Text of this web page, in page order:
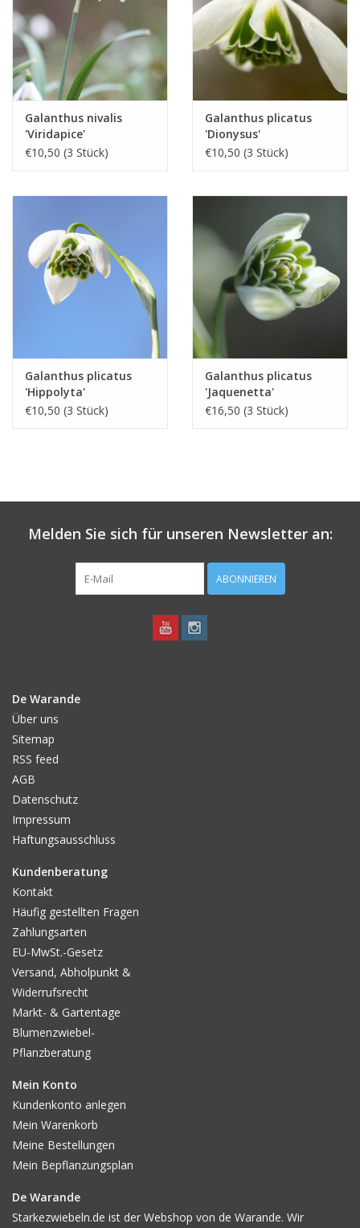
Galanthus nivalis
'Viridapice'
€10,50 (3 Stück)
Galanthus plicatus
'Dionysus'
€10,50 (3 Stück)
Galanthus plicatus
'Hippolyta'
€10,50 (3 Stück)
Galanthus plicatus
'Jaquenetta'
€16,50 (3 Stück)
Melden Sie sich für unseren Newsletter an:
ABONNIEREN
De Warande
Über uns
Sitemap
RSS feed
AGB
Datenschutz
Impressum
Haftungsausschluss
Kundenberatung
Kontakt
Häufig gestellten Fragen
Zahlungsarten
EU-MwSt.-Gesetz
Versand, Abholpunkt &
Widerrufsrecht
Markt- & Gartentage
Blumenzwiebel-
Pflanzberatung
Mein Konto
Kundenkonto anlegen
Mein Warenkorb
Meine Bestellungen
Mein Bepflanzungsplan
De Warande
Starkezwiebeln.de ist der Webshop von de Warande. Wir